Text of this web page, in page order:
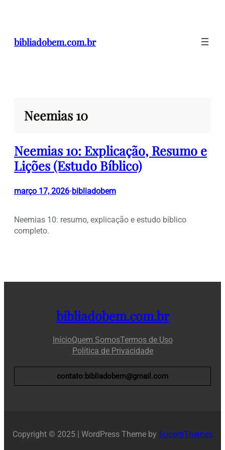
conteúdo
bibliadobem.com.br
Neemias 10
Neemias 10: Explicação, Resumo e
Lições (Estudo Bíblico)
março 17, 2026•bibliadobem
Neemias 10: resumo, explicação e estudo bíblico
completo.
bibliadobem.com.br
InícioQuem SomosTermos de Uso
Política de Privacidade
contato:bibliadobem@gmail.com
Copyright © 2025 | WordPress Theme by SuperbThemes